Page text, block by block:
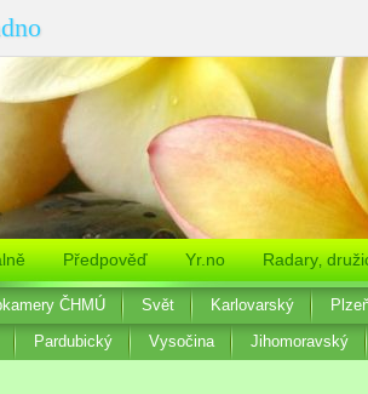
Předpověď Yr.no Radary‚
ČHMÚ Svět Karlovarský
Pardubický Vysočina Jihomoravský